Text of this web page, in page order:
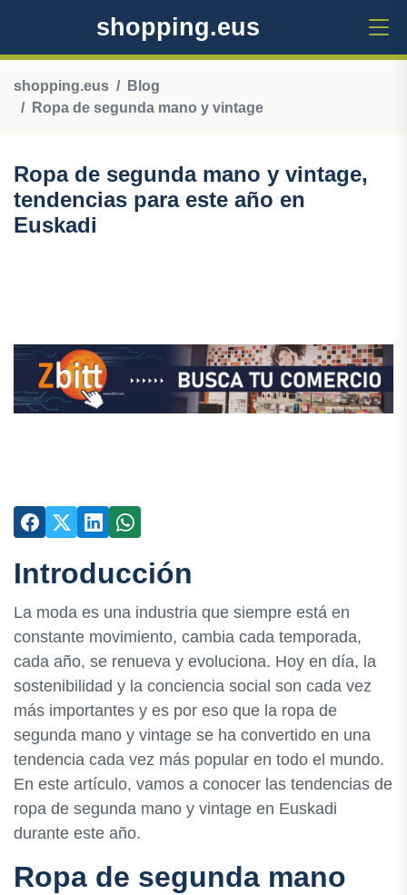
shopping.eus
shopping.eus
Blog
Ropa de segunda mano y vintage
Ropa de segunda mano y vintage,
tendencias para este año en
Euskadi
Introducción
La moda es una industria que siempre está en
constante movimiento, cambia cada temporada,
cada año, se renueva y evoluciona. Hoy en día, la
sostenibilidad y la conciencia social son cada vez
más importantes y es por eso que la ropa de
segunda mano y vintage se ha convertido en una
tendencia cada vez más popular en todo el mundo.
En este artículo, vamos a conocer las tendencias de
ropa de segunda mano y vintage en Euskadi
durante este año.
Ropa de segunda mano